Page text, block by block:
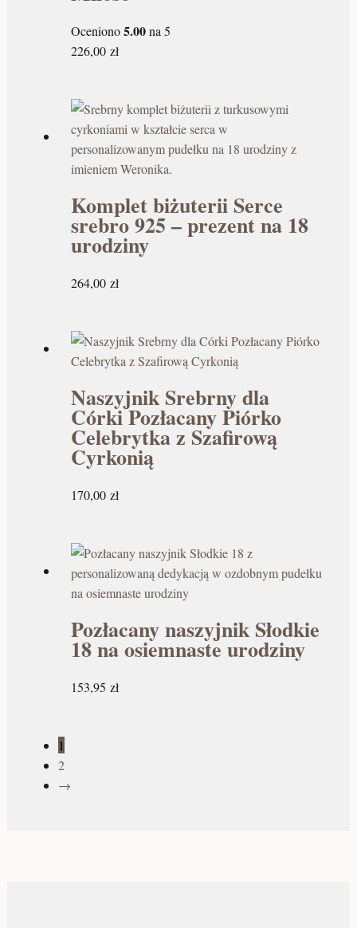
Oceniono5.00na 5
226,00 zł
Komplet biżuterii Serce
srebro 925 – prezent na 18
urodziny
264,00 zł
Naszyjnik Srebrny dla
Córki Pozłacany Piórko
Celebrytka z Szafirową
Cyrkonią
170,00 zł
Pozłacany naszyjnik Słodkie
18 na osiemnaste urodziny
153,95 zł
1
2
→